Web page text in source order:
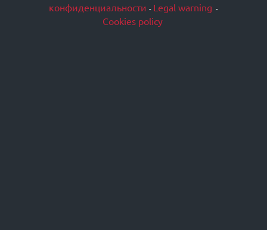
конфиденциальности - Legal warning -
Cookies policy